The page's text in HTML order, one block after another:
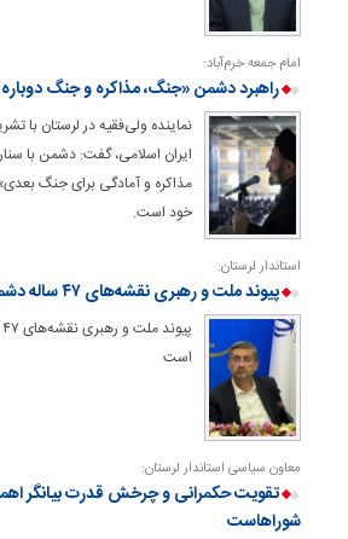
امام جمعه خرم‌آباد:
راهبرد دشمن «جنگ، مذاکره و جنگ
نماینده ولی‌فقیه در لرستان با
ایران اسلامی، گفت: دشمن با
مذاکره و آمادگی برای جنگ
خود است.
استاندار لرستان:
پیوند ملت و رهبری نقشه‌های ۴۷ ساله دشمن را خنثی کرده است
است
معاون سیاسی استاندار لرستان:
تقویت حکمرانی و چرخش قدرت بیانگر
شوراهاست